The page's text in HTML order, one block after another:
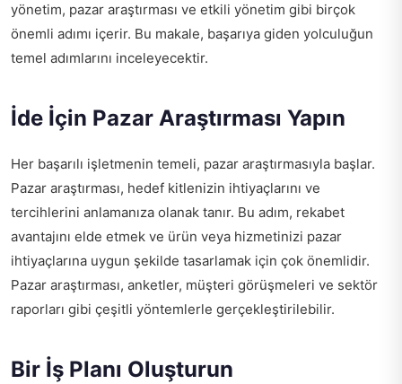
yönetim, pazar araştırması ve etkili yönetim gibi birçok
önemli adımı içerir. Bu makale, başarıya giden yolculuğun
temel adımlarını inceleyecektir.
İde İçin Pazar Araştırması Yapın
Her başarılı işletmenin temeli, pazar araştırmasıyla başlar.
Pazar araştırması, hedef kitlenizin ihtiyaçlarını ve
tercihlerini anlamanıza olanak tanır. Bu adım, rekabet
avantajını elde etmek ve ürün veya hizmetinizi pazar
ihtiyaçlarına uygun şekilde tasarlamak için çok önemlidir.
Pazar araştırması, anketler, müşteri görüşmeleri ve sektör
raporları gibi çeşitli yöntemlerle gerçekleştirilebilir.
Bir İş Planı Oluşturun